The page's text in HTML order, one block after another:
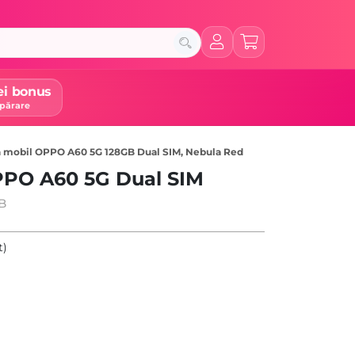
bonus
OPPO A60 5G 128GB Dual SIM, Nebula Red
A60 5G Dual SIM